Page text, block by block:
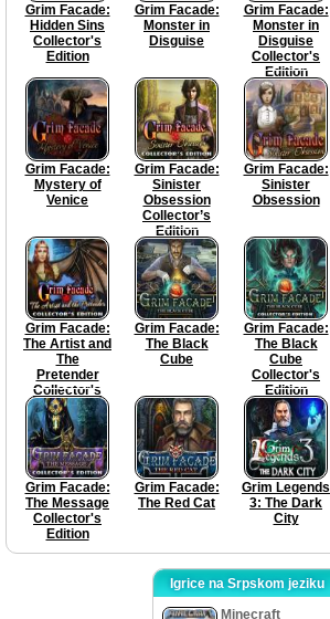
Grim Facade:
Hidden Sins
Collector's
Edition
Grim Facade:
Monster in
Disguise
Grim Facade:
Monster in
Disguise
Collector's
Edition
Grim Facade:
Mystery of
Venice
Grim Facade:
Sinister
Obsession
Collector’s
Edition
Grim Facade:
Sinister
Obsession
Grim Facade:
The Artist and
The
Pretender
Collector's
Edition
Grim Facade:
The Black
Cube
Grim Facade:
The Black
Cube
Collector's
Edition
Grim Facade:
The Message
Collector's
Edition
Grim Facade:
The Red Cat
Grim Legends
3: The Dark
City
Igrice na Srpskom jeziku
Minecraft